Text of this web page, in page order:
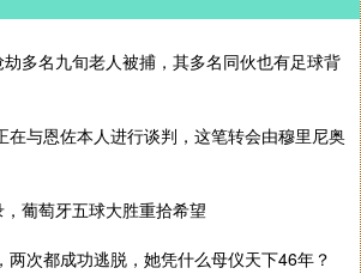
多名九旬老人被捕，其多名同伙也有足球背
在与恩佐本人进行谈判，这笔转会由穆里尼奥
葡萄牙五球大胜重拾希望
两次都成功逃脱，她凭什么母仪天下46年？